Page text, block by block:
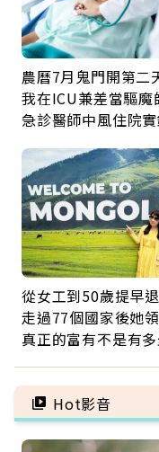
農曆7月鬼門開第二
我在ICU兼差當驅魔
急診醫師中風住院
從女工到50歲提早
走過77個國家後她
真正的富有不是有
自由
Hot影音